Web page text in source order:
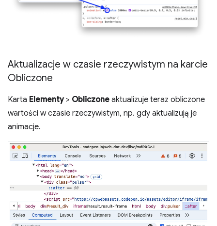
Aktualizacje w czasie rzeczywistym na karcie
Obliczone
Karta Elementy> Obliczone aktualizuje teraz obliczone
wartości w czasie rzeczywistym, np. gdy aktualizują je
animacje.